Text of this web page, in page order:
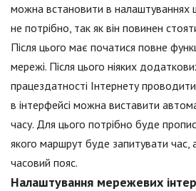
можна встановити в налаштуваннях
не потрібно, так як він повинен
Після цього має початися повне
мережі. Після цього ніяких
працездатності Інтернету
в інтерфейсі можна виставити
часу. Для цього потрібно буде
якого маршрут буде запитувати час,
часовий пояс.
Налаштування мережевих